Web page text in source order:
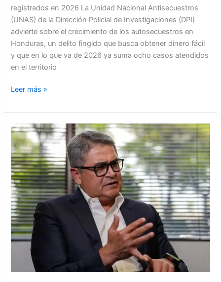
registrados en 2026 La Unidad Nacional Antisecuestros
(UNAS) de la Dirección Policial de Investigaciones (DPI)
advierte sobre el crecimiento de los autosecuestros en
Honduras, un delito fingido que busca obtener dinero fácil
y que en lo que va de 2026 ya suma ocho casos atendidos
en el territorio
2026
Leer más »
Expresidente
Hernández
reflexiona
a
dos
semanas
de
su
regreso:
“La
cambia
sin